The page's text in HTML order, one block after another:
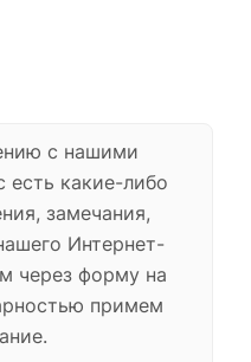
с нашими
есть какие-либо
замечания,
Интернет-
через форму на
примем